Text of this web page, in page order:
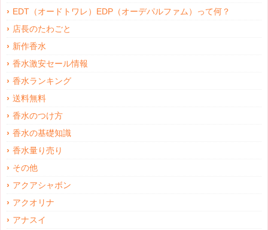
EDT（オードトワレ）EDP（オーデパルファム）って何？
店長のたわごと
新作香水
香水激安セール情報
香水ランキング
送料無料
香水のつけ方
香水の基礎知識
香水量り売り
その他
アクアシャボン
アクオリナ
アナスイ